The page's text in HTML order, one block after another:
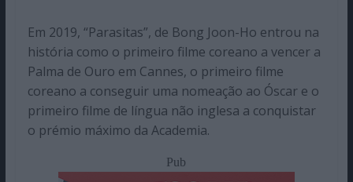
Em 2019, “Parasitas”, de Bong Joon-Ho entrou na
história como o primeiro filme coreano a vencer a
Palma de Ouro em Cannes, o primeiro filme
coreano a conseguir uma nomeação ao Óscar e o
primeiro filme de língua não inglesa a conquistar
o prémio máximo da Academia.
Pub